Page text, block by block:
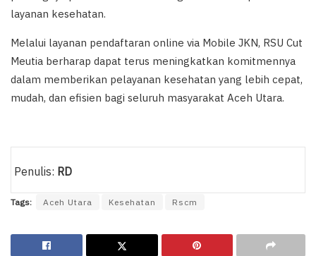
layanan kesehatan.
Melalui layanan pendaftaran online via Mobile JKN, RSU Cut
Meutia berharap dapat terus meningkatkan komitmennya
dalam memberikan pelayanan kesehatan yang lebih cepat,
mudah, dan efisien bagi seluruh masyarakat Aceh Utara.
Penulis: RD
Tags: Aceh Utara Kesehatan Rscm